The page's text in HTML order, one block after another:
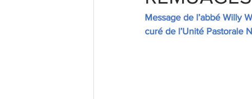
Message de l’abbé Willy
curé de l’Unité Pastorale